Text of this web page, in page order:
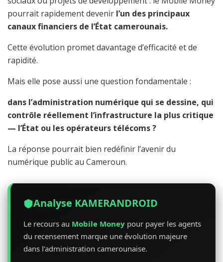
pourrait rapidement devenir l’un des principaux
canaux financiers de l’État camerounais.
Cette évolution promet davantage d’efficacité et de
rapidité.
Mais elle pose aussi une question fondamentale :
dans l’administration numérique qui se dessine, qui
contrôle réellement l’infrastructure la plus critique
— l’État ou les opérateurs télécoms ?
La réponse pourrait bien redéfinir l’avenir du
numérique public au Cameroun.
Analyse KAMERANDROID
Le recours au Mobile Money pour payer les agents
du recensement marque une évolution majeure
dans l’administration camerounaise.